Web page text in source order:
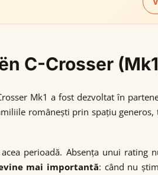
C-Crosser
Mk1 a fost dezvoltat în
românești prin spațiu
perioadă. Absența unui
mai importantă: când nu